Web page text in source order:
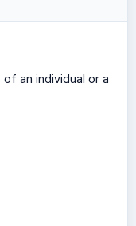
an individual or a